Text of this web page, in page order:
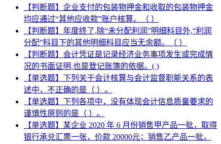
【判断题】企业支付的包装物押金和收取的包装物押金
均应通过“其他应收款”账户核算。（ ）
【判断题】年度终了,除“未分配利润”明细科目外,“利润
分配”科目下的其他明细科目应当无余额。（ ）
【判断题】会计凭证是记录经济业务事项发生或完成情
况的书面证明,也是登记账簿的依据。( )
【单选题】下列关于会计核算与会计监督职能关系的表
述中，不正确的是（ ）。
【单选题】下列各项中，没有体现会计信息质量要求的
谨慎性原则的是（ ）。
【单选题】某企业 2020 年 6 月份销售甲产品一批，取得
银行承兑汇票一张，价款 20000元；销售乙产品一批，